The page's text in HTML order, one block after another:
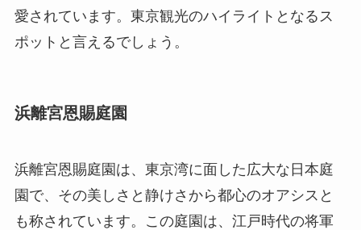
愛されています。東京観光のハイライトとなるス
ポットと言えるでしょう。
浜離宮恩賜庭園
浜離宮恩賜庭園は、東京湾に面した広大な日本庭
園で、その美しさと静けさから都心のオアシスと
も称されています。この庭園は、江戸時代の将軍